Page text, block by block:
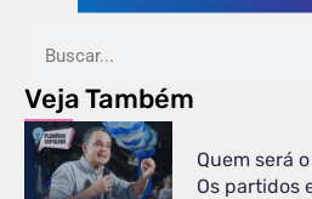
Veja Também
Quem será
Os partidos